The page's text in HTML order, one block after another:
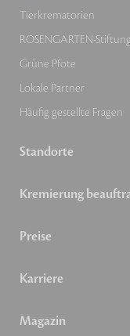
Tierkrematorien
ROSENGARTEN-Stiftung
Grüne Pfote
Lokale Partner
Häufig gestellte Fragen
Standorte
Kremierung
Preise
Karriere
Magazin